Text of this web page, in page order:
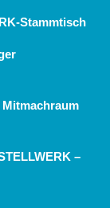
Stammtisch
–